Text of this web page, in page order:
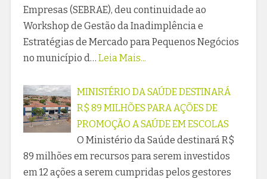
Empresas (SEBRAE), deu continuidade ao
Workshop de Gestão da Inadimplência e
Estratégias de Mercado para Pequenos Negócios
no município d… Leia Mais...
MINISTÉRIO DA SAÚDE DESTINARÁ
R$ 89 MILHÕES PARA AÇÕES DE
PROMOÇÃO A SAÚDE EM ESCOLAS
O Ministério da Saúde destinará R$
89 milhões em recursos para serem investidos
em 12 ações a serem cumpridas pelos gestores